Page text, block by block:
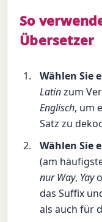
So
Übersetzer
Wählen Sie
Latinzum
Englisch, um
Satz zu
Wählen Sie
(am
nur Way, Yay
das Suffix
als auch für